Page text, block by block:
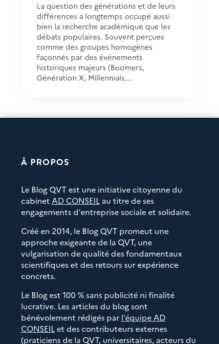
La question des générations et de leurs
différences a longtemps occupé aussi
bien la recherche académique que les
débats populaires. Souvent perçues
comme des groupes homogènes
façonnés par des événements
historiques majeurs (Boomers,
Génération X, Millennials,...
À PROPOS
Le Blog QVT est une initiative citoyenne du
cabinet AD CONSEILau titre de ses
engagements d'entreprise sociale et solidaire.
Créé en 2014, le Blog QVT promeut une
approche exigeante de la QVT, une
vulgarisation de qualité des fondamentaux
scientifiques et des retours sur expérience
concrets.
Le Blog est 100 % sans publicité ni finalité
lucrative. Les articles du blog sont
bénévolement rédigés par l'équipe AD
CONSEILet des contributeurs externes
(praticiens de la QVT, universitaires, acteurs du